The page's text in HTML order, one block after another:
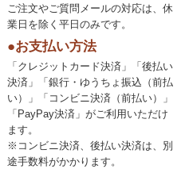
ご注文やご質問メールの対応は、休
業日を除く平日のみです。
●お支払い方法
「クレジットカード決済」「後払い
決済」「銀行・ゆうちょ振込（前払
い）」「コンビニ決済（前払い）」
「PayPay決済」がご利用いただけ
ます。
※コンビニ決済、後払い決済は、別
途手数料がかかります。